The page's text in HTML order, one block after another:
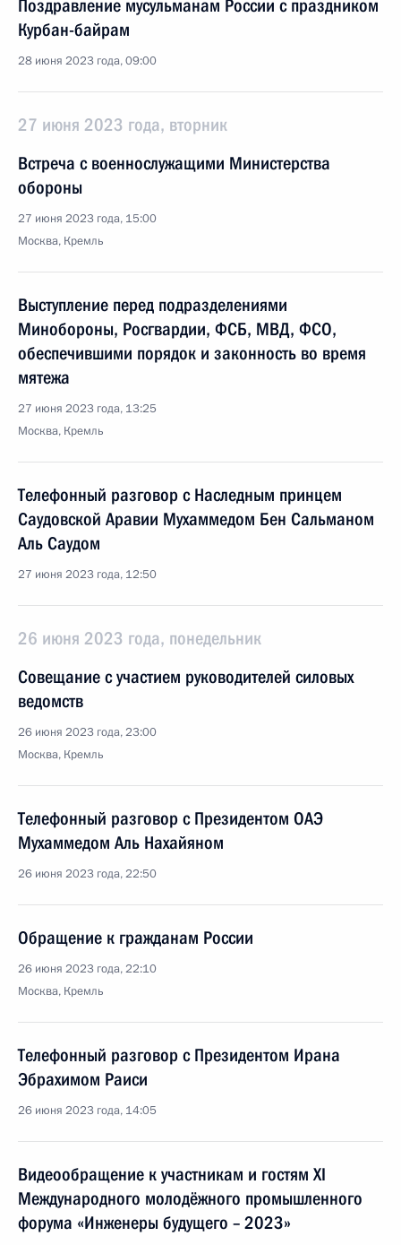
Поздравление мусульманам России с праздником
Курбан-байрам
28 июня 2023 года, 09:00
27 июня 2023 года, вторник
Встреча с военнослужащими Министерства
обороны
27 июня 2023 года, 15:00
Москва, Кремль
Выступление перед подразделениями
Минобороны, Росгвардии, ФСБ, МВД, ФСО,
обеспечившими порядок и законность во время
мятежа
27 июня 2023 года, 13:25
Москва, Кремль
Телефонный разговор с Наследным принцем
Саудовской Аравии Мухаммедом Бен Сальманом
Аль Саудом
27 июня 2023 года, 12:50
26 июня 2023 года, понедельник
Совещание с участием руководителей силовых
ведомств
26 июня 2023 года, 23:00
Москва, Кремль
Телефонный разговор с Президентом ОАЭ
Мухаммедом Аль Нахайяном
26 июня 2023 года, 22:50
Обращение к гражданам России
26 июня 2023 года, 22:10
Москва, Кремль
Телефонный разговор с Президентом Ирана
Эбрахимом Раиси
26 июня 2023 года, 14:05
Видеообращение к участникам и гостям ХI
Международного молодёжного промышленного
форума «Инженеры будущего – 2023»